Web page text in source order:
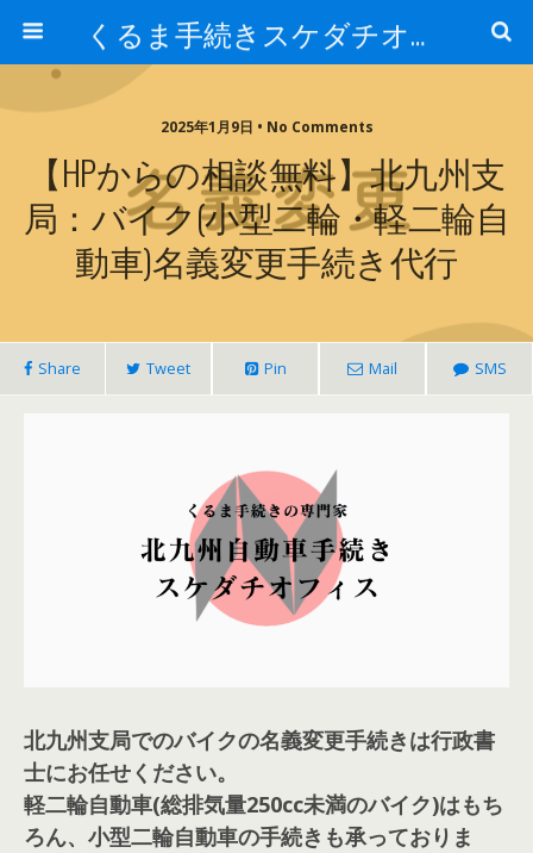
くるま手続きスケダチオフィス
2025年1月9日 • No Comments
【HPからの相談無料】北九州支
局：バイク(小型二輪・軽二輪自
動車)名義変更手続き代行
Share Tweet Pin Mail SMS
北九州支局でのバイクの名義変更手続きは行政書
士にお任せください。
軽二輪自動車(総排気量250cc未満のバイク)はもち
ろん、小型二輪自動車の手続きも承っておりま